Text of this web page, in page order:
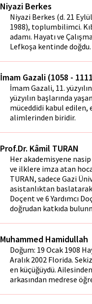
Niyazi Berkes
Niyazi Berkes (d. 21
1988), toplumbilimci.
adamı. Hayatı ve
Lefkoşa kentinde doğdu.
İmam Gazali (1058 -
İmam Gazali, 11.
yüzyılın başlarında
müceddidi kabul edilen,
alimlerinden biridir.
Prof.Dr. Kâmil TURAN
Her akademisyene
ve ilklere imza atan
TURAN, sadece Gazi
asistanlıktan
Doçent ve 6 Yardımcı
doğrudan katkıda
Muhammed Hamidullah
Doğum: 19 Ocak 1908
Aralık 2002 Florida.
en küçüğüydü.
arkasından medrese